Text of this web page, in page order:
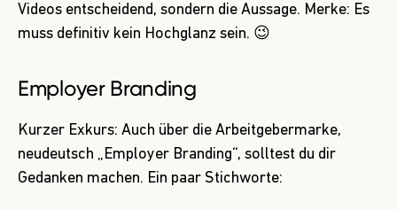
Videos entscheidend, sondern die Aussage. Merke: Es
muss definitiv kein Hochglanz sein. 😉
Employer Branding
Kurzer Exkurs: Auch über die Arbeitgebermarke,
neudeutsch „Employer Branding“, solltest du dir
Gedanken machen. Ein paar Stichworte: